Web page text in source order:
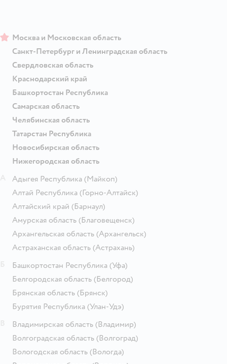
Москва и Московская область
Санкт-Петербург и Ленинградская область
Свердловская область
Краснодарский край
Башкортостан Республика
Самарская область
Челябинская область
Татарстан Республика
Новосибирская область
Нижегородская область
Адыгея Республика (Майкоп)
Алтай Республика (Горно-Алтайск)
Алтайский край (Барнаул)
Амурская область (Благовещенск)
Архангельская область (Архангельск)
Астраханская область (Астрахань)
Башкортостан Республика (Уфа)
Белгородская область (Белгород)
Брянская область (Брянск)
Бурятия Республика (Улан-Удэ)
Владимирская область (Владимир)
Волгоградская область (Волгоград)
Вологодская область (Вологда)